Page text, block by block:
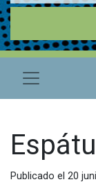
Publicado el 20